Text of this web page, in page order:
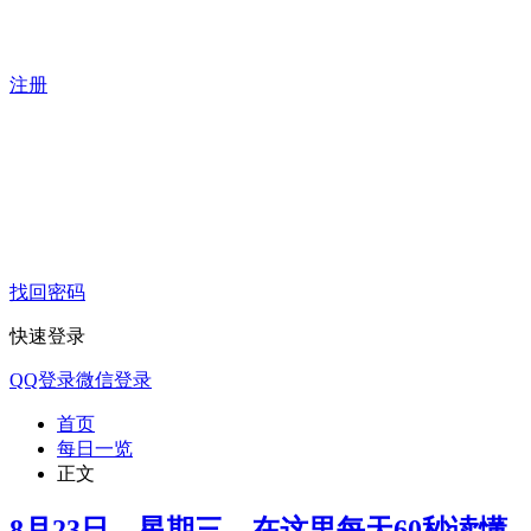
注册
找回密码
快速登录
QQ登录微信登录
首页
每日一览
正文